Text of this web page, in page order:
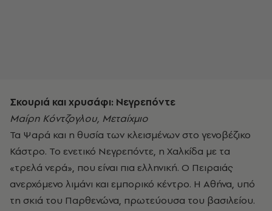
Σκουριά και χρυσάφι: Νεγρεπόντε
Μαίρη Κόντζογλου, Μεταίχμιο
Τα Ψαρά και η θυσία των κλεισμένων στο γενοβέζικο
Κάστρο. Το ενετικό Νεγρεπόντε, η Χαλκίδα µε τα
«τρελά νερά», που είναι πια ελληνική. Ο Πειραιάς
ανερχόμενο λιμάνι και εμπορικό κέντρο. Η Αθήνα, υπό
τη σκιά του Παρθενώνα, πρωτεύουσα του βασιλείου.